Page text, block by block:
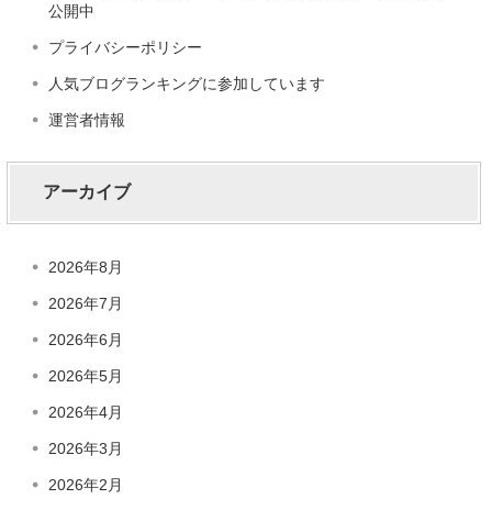
公開中
プライバシーポリシー
人気ブログランキングに参加しています
運営者情報
アーカイブ
2026年8月
2026年7月
2026年6月
2026年5月
2026年4月
2026年3月
2026年2月